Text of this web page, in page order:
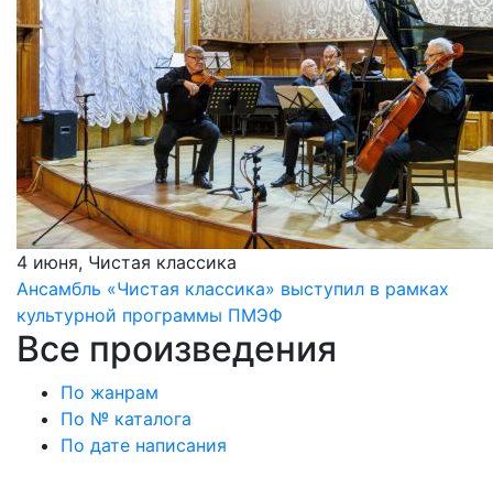
4 июня, Чистая классика
Ансамбль «Чистая классика» выступил в рамках
культурной программы ПМЭФ
Все произведения
По жанрам
По № каталога
По дате написания